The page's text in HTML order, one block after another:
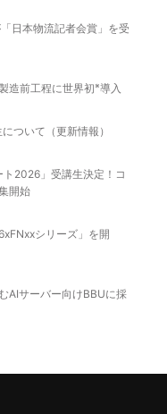
日本物流記者会賞」を受
造前工程に世界初※導入
ついて（更新情報）
ト2026」受講生決定！コ
開始
シリーズ」を開
AIサーバー向けBBUに採